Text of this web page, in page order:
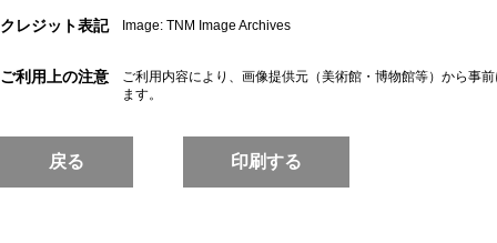
クレジット表記 Image: TNM Image Archives
ご利用上の注意
ご利用内容により、画像提供元（美術館・博物館等）から事
ます。
戻る 印刷する